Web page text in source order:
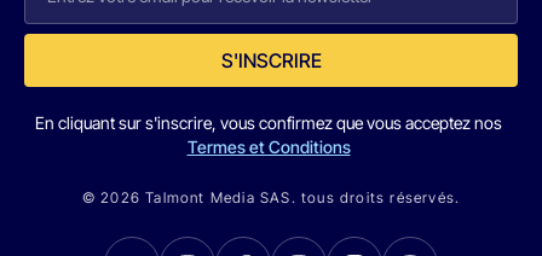
S'INSCRIRE
En cliquant sur s'inscrire, vous confirmez que vous acceptez nos
Termes et Conditions
© 2026 Talmont Media SAS. tous droits réservés.